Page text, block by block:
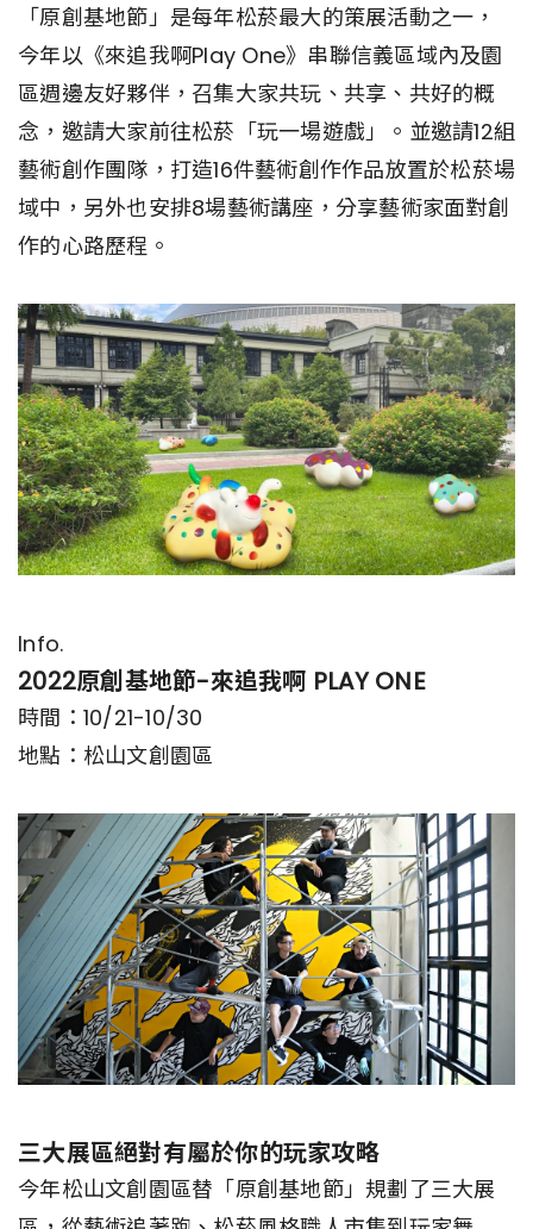
「原創基地節」是每年松菸最大的策展活動之一，
今年以《來追我啊Play One》串聯信義區域內及園
區週邊友好夥伴，召集大家共玩、共享、共好的概
念，邀請大家前往松菸「玩一場遊戲」。並邀請12組
藝術創作團隊，打造16件藝術創作作品放置於松菸場
域中，另外也安排8場藝術講座，分享藝術家面對創
作的心路歷程。
Info.
2022原創基地節-來追我啊 PLAY ONE
時間：10/21-10/30
地點：松山文創園區
三大展區絕對有屬於你的玩家攻略
今年松山文創園區替「原創基地節」規劃了三大展